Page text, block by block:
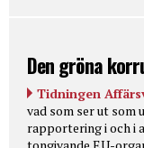
Den gröna
Tidningen
vad som ser ut som
rapportering i och i